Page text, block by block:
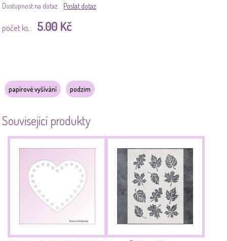
Dostupnost na dotaz. Poslat dotaz
počet ks.: 5.00 Kč
papírové vyšívání podzim
Související produkty